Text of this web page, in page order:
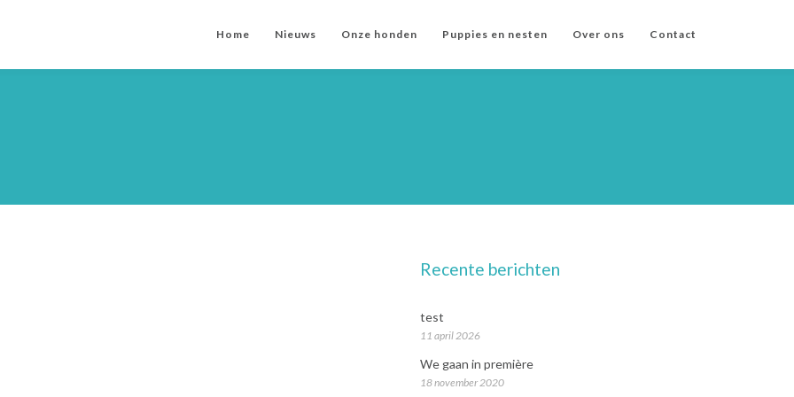
Home Nieuws Onze honden Puppies en nesten Over ons Contact
Recente berichten
test
11 april 2026
We gaan in première
18 november 2020